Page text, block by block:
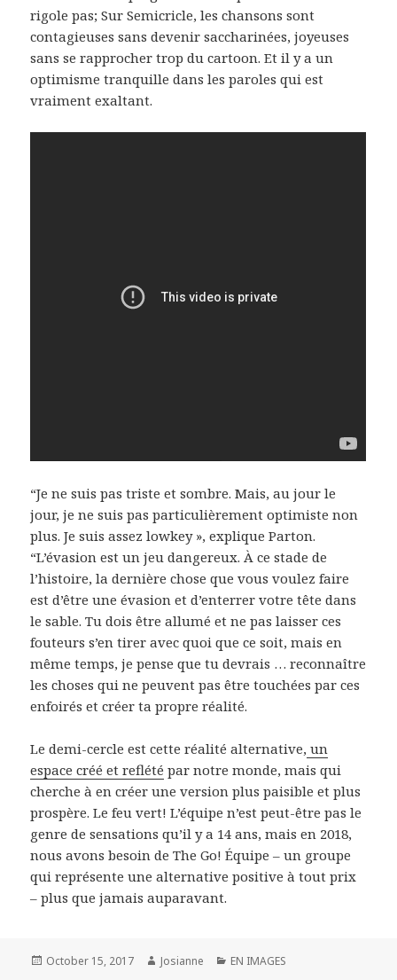
rigole pas; Sur Semicricle, les chansons sont
contagieuses sans devenir saccharinées, joyeuses
sans se rapprocher trop du cartoon. Et il y a un
optimisme tranquille dans les paroles qui est
vraiment exaltant.
“Je ne suis pas triste et sombre. Mais, au jour le
jour, je ne suis pas particulièrement optimiste non
plus. Je suis assez lowkey », explique Parton.
“L’évasion est un jeu dangereux. À ce stade de
l’histoire, la dernière chose que vous voulez faire
est d’être une évasion et d’enterrer votre tête dans
le sable. Tu dois être allumé et ne pas laisser ces
fouteurs s’en tirer avec quoi que ce soit, mais en
même temps, je pense que tu devrais … reconnaître
les choses qui ne peuvent pas être touchées par ces
enfoirés et créer ta propre réalité.
Le demi-cercle est cette réalité alternative, un
espace créé et reflété par notre monde, mais qui
cherche à en créer une version plus paisible et plus
prospère. Le feu vert! L’équipe n’est peut-être pas le
genre de sensations qu’il y a 14 ans, mais en 2018,
nous avons besoin de The Go! Équipe – un groupe
qui représente une alternative positive à tout prix
– plus que jamais auparavant.
Posted
October 15, 2017 Author
Josianne Categories
EN IMAGES